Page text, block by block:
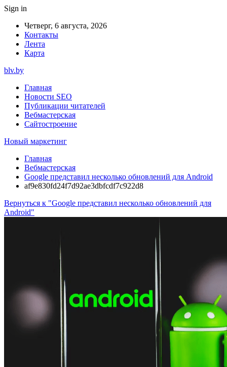
Sign in
Четверг, 6 августа, 2026
Контакты
Лента
Карта
blv.by
Главная
Новости SEO
Публикации читателей
Вебмастерская
Сайтостроение
Новый маркетинг
Главная
Вебмастерская
Google представил несколько обновлений для Android
af9e830fd24f7d92ae3dbfcdf7c922d8
Вернуться к "Google представил несколько обновлений для
Android"